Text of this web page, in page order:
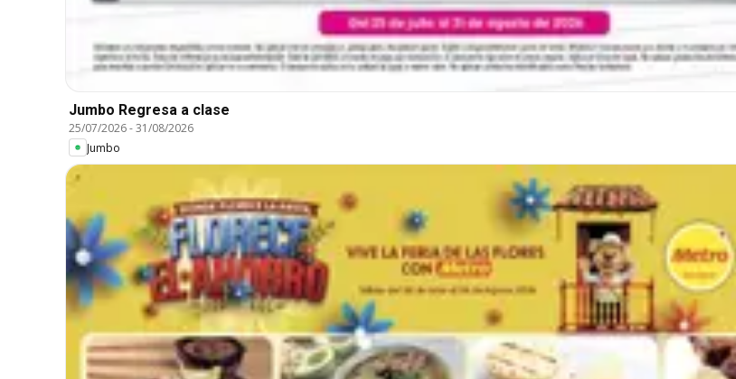
Jumbo Regresa a clase
25/07/2026-31/08/2026
Jumbo